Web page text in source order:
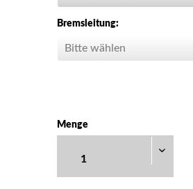
Bremsleitung:
Menge